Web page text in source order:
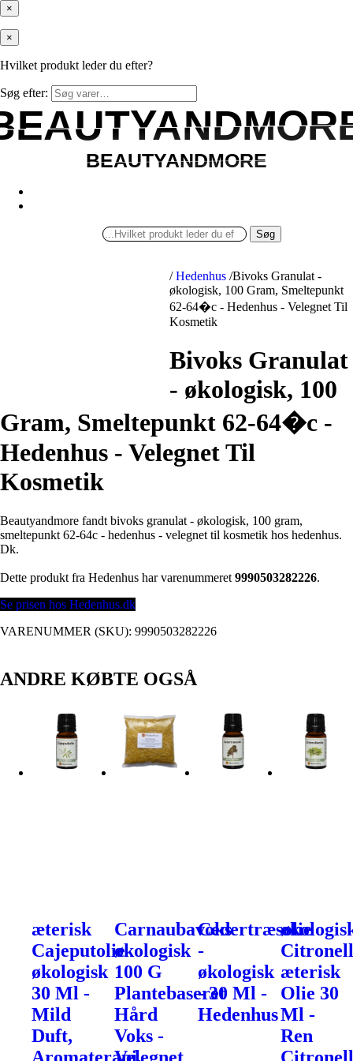
×
×
Hvilket produkt leder du efter?
Søg efter:
BEAUTYANDMORE
BEAUTYANDMORE
Søg
/ Hedenhus /Bivoks Granulat -
økologisk, 100 Gram, Smeltepunkt
62-64�c - Hedenhus - Velegnet Til
Kosmetik
Bivoks Granulat
- økologisk, 100
Gram, Smeltepunkt 62-64�c -
Hedenhus - Velegnet Til
Kosmetik
Beautyandmore fandt bivoks granulat - økologisk, 100 gram,
smeltepunkt 62-64c - hedenhus - velegnet til kosmetik hos hedenhus.
Dk.
Dette produkt fra Hedenhus har varenummeret 9990503282226.
Se prisen hos Hedenhus.dk
VARENUMMER (SKU): 9990503282226
ANDRE KØBTE OGSÅ
æterisk
Cajeputolie
økologisk
30 Ml -
Mild
Duft,
Aromaterapi,
Carnaubavoks
økologisk
100 G
Plantebaseret
Hård
Voks -
Velegnet
Cedertræsolie
-
økologisk
- 30 Ml -
Hedenhus
æterisk
Olie 30
Ml -
Ren